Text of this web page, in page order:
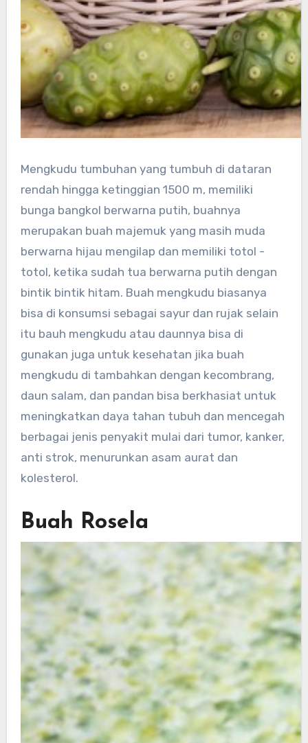
Mengkudu tumbuhan yang tumbuh di dataran
rendah hingga ketinggian 1500 m, memiliki
bunga bangkol berwarna putih, buahnya
merupakan buah majemuk yang masih muda
berwarna hijau mengilap dan memiliki totol -
totol, ketika sudah tua berwarna putih dengan
bintik bintik hitam. Buah mengkudu biasanya
bisa di konsumsi sebagai sayur dan rujak selain
itu bauh mengkudu atau daunnya bisa di
gunakan juga untuk kesehatan jika buah
mengkudu di tambahkan dengan kecombrang,
daun salam, dan pandan bisa berkhasiat untuk
meningkatkan daya tahan tubuh dan mencegah
berbagai jenis penyakit mulai dari tumor, kanker,
anti strok, menurunkan asam aurat dan
kolesterol.
Buah Rosela